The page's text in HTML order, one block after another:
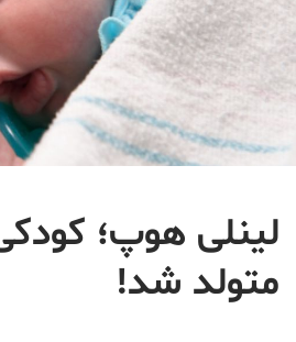
لینلی هوپ؛
متولد شد!